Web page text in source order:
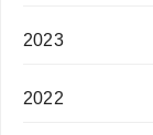
2023
2022